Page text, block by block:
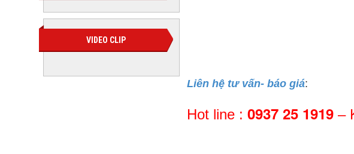
VIDEO CLIP
Camera Dahua
Liên hệ tư vấn- báo giá:
Hot line : 0937 25 1919 –